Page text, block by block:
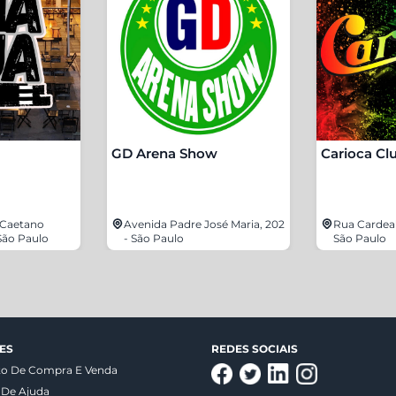
Paulo
GD Arena Show
Avenida Padre José Maria, 202
- São Paulo
Carioca
Rua
São Paulo
De Compra E Venda
Ajuda
REDES SOCIAIS